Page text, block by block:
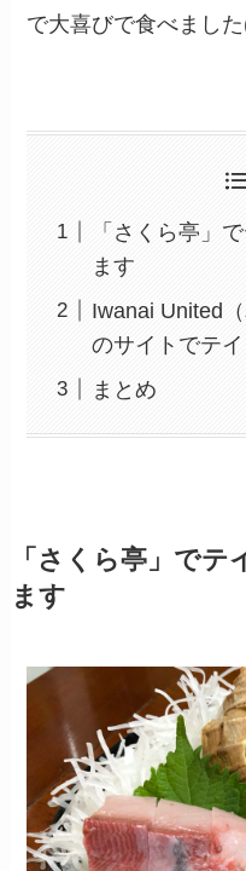
で大喜びで食べまし
「さくら亭」
ます
Iwanai United
のサイトでテ
まとめ
「さくら亭」で
ます